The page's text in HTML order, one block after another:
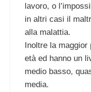
lavoro, o
in altri casi il
alla malattia.
Inoltre la maggior
età ed hanno un
medio basso,
media.